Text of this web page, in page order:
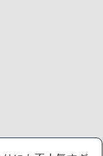
ーがある私のための措